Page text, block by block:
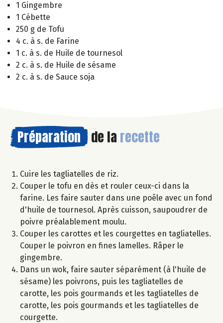
1 Gingembre
1 Cébette
250 g de Tofu
4 c. à s. de Farine
1 c. à s. de Huile de tournesol
2 c. à s. de Huile de sésame
2 c. à s. de Sauce soja
Préparation de la recette
Cuire les tagliatelles de riz.
Couper le tofu en dès et rouler ceux-ci dans la
farine. Les faire sauter dans une poêle avec un fond
d'huile de tournesol. Après cuisson, saupoudrer de
poivre préalablement moulu.
Couper les carottes et les courgettes en tagliatelles.
Couper le poivron en fines lamelles. Râper le
gingembre.
Dans un wok, faire sauter séparément (à l'huile de
sésame) les poivrons, puis les tagliatelles de
carotte, les pois gourmands et les tagliatelles de
carotte, les pois gourmands et les tagliatelles de
courgette.